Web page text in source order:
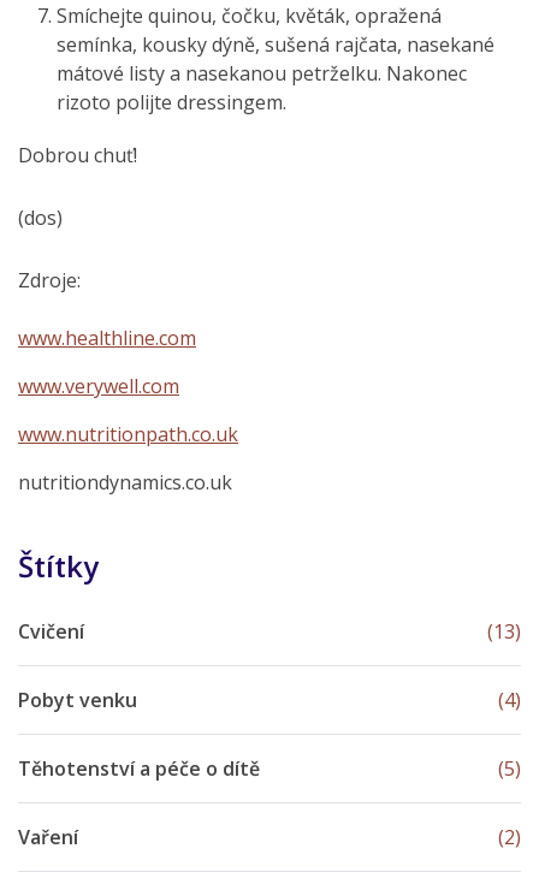
Smíchejte quinou, čočku, květák, opražená
semínka, kousky dýně, sušená rajčata, nasekané
mátové listy a nasekanou petrželku. Nakonec
rizoto polijte dressingem.
Dobrou chuť!
(dos)
Zdroje:
www.healthline.com
www.verywell.com
www.nutritionpath.co.uk
nutritiondynamics.co.uk
Štítky
Cvičení (13)
Pobyt venku (4)
Těhotenství a péče o dítě (5)
Vaření (2)